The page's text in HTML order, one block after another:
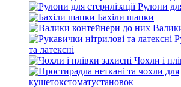
Рулони
Бахіли шапки
та латексні
Чохли і